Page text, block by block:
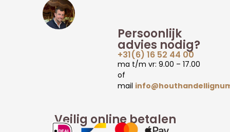
Veilig online betalen
Persoonlijk
advies nodig?
+31(6) 16 52 44 00
ma t/m vr: 9.00 – 17.00
of
mail